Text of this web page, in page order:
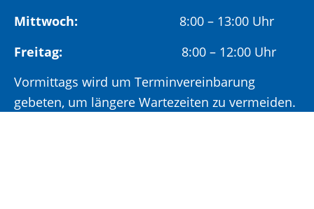
Mittwoch: 8:00 – 13:00 Uhr
Freitag:
8:00 – 12:00 Uhr
Vormittags wird um Terminvereinbarung
gebeten, um längere Wartezeiten zu vermeiden.